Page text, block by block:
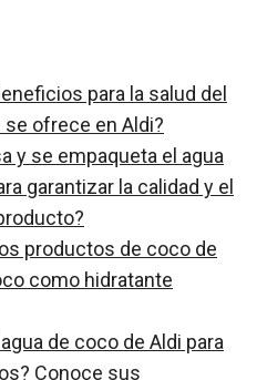
para la salud del
ofrece en Aldi?
y se empaqueta el agua
garantizar la calidad y el
productos de coco de
como hidratante
de coco de Aldi para
Conoce sus